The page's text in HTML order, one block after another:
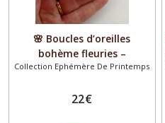
🌸 Boucles d’oreilles
bohème fleuries –
Collection Printemps –
florales – Style bohème chic
Collection Ephémère De Printemps
22€